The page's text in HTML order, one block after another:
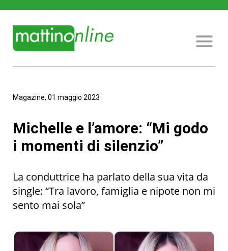
Magazine, 01 maggio 2023
Michelle e l’amore: “Mi godo
i momenti di silenzio”
La conduttrice ha parlato della sua vita da
single: “Tra lavoro, famiglia e nipote non mi
sento mai sola”